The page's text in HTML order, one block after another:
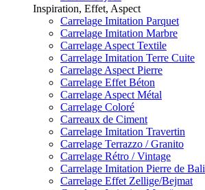
Inspiration, Effet, Aspect
Carrelage Imitation Parquet
Carrelage Imitation Marbre
Carrelage Aspect Textile
Carrelage Imitation Terre Cuite
Carrelage Aspect Pierre
Carrelage Effet Béton
Carrelage Aspect Métal
Carrelage Coloré
Carreaux de Ciment
Carrelage Imitation Travertin
Carrelage Terrazzo / Granito
Carrelage Rétro / Vintage
Carrelage Imitation Pierre de Bali
Carrelage Effet Zellige/Bejmat